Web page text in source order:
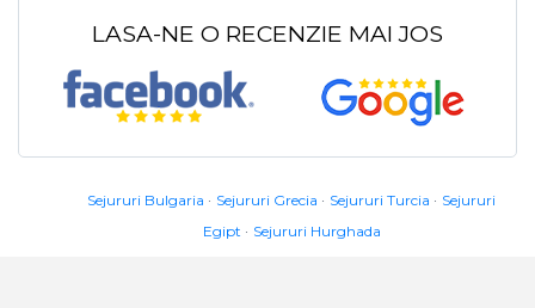
LASA-NE O RECENZIE MAI JOS
Sejururi Bulgaria Sejururi Grecia Sejururi Turcia
Sejururi
Egipt
Sejururi Hurghada